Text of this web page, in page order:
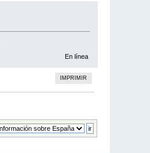
En línea
IMPRIMIR